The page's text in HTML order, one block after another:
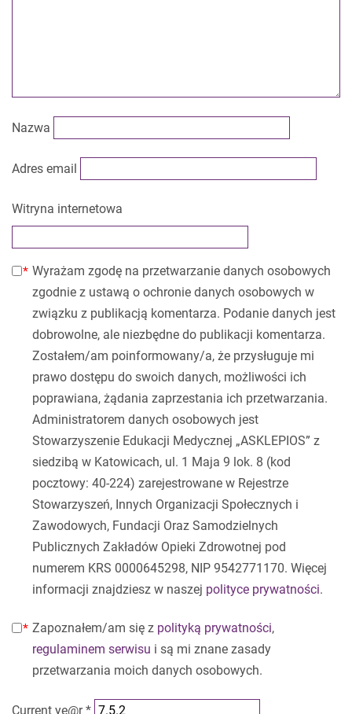
Nazwa
Adres email
Witryna internetowa
Wyrażam zgodę na przetwarzanie danych osobowych
zgodnie z ustawą o ochronie danych osobowych w
związku z publikacją komentarza. Podanie danych jest
dobrowolne, ale niezbędne do publikacji komentarza.
Zostałem/am poinformowany/a, że przysługuje mi
prawo dostępu do swoich danych, możliwości ich
poprawiana, żądania zaprzestania ich przetwarzania.
Administratorem danych osobowych jest
Stowarzyszenie Edukacji Medycznej „ASKLEPIOS” z
siedzibą w Katowicach, ul. 1 Maja 9 lok. 8 (kod
pocztowy: 40-224) zarejestrowane w Rejestrze
Stowarzyszeń, Innych Organizacji Społecznych i
Zawodowych, Fundacji Oraz Samodzielnych
Publicznych Zakładów Opieki Zdrowotnej pod
numerem KRS 0000645298, NIP 9542771170. Więcej
informacji znajdziesz w naszej polityce prywatności.
Zapoznałem/am się z polityką prywatności,
regulaminem serwisu i są mi znane zasady
przetwarzania moich danych osobowych.
Current ye@r*